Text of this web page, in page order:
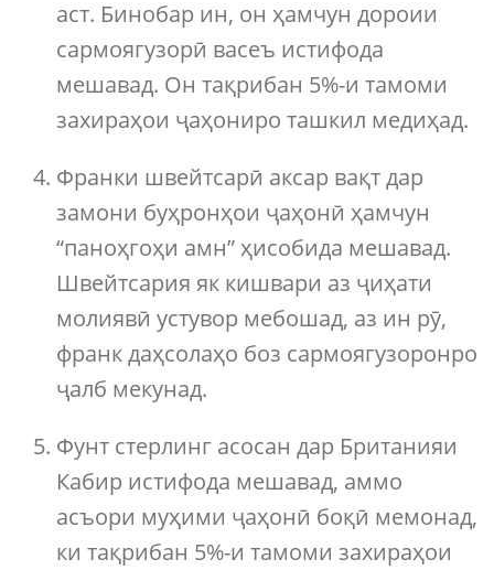
аст. Бинобар ин, он ҳамчун дороии
сармоягузорӣ васеъ истифода
мешавад. Он тақрибан 5%-и тамоми
захираҳои ҷаҳониро ташкил медиҳад.
Франки швейтсарӣ аксар вақт дар
замони буҳронҳои ҷаҳонӣ ҳамчун
“паноҳгоҳи амн” ҳисобида мешавад.
Швейтсария як кишвари аз ҷиҳати
молиявӣ устувор мебошад, аз ин рӯ,
франк даҳсолаҳо боз сармоягузоронро
ҷалб мекунад.
Фунт стерлинг асосан дар Британияи
Кабир истифода мешавад, аммо
асъори муҳими ҷаҳонӣ боқӣ мемонад,
ки тақрибан 5%-и тамоми захираҳои